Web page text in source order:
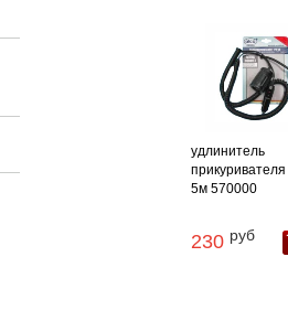
удлинитель
5м 570000
230 руб